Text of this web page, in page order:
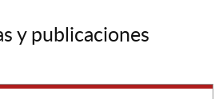
y publicaciones